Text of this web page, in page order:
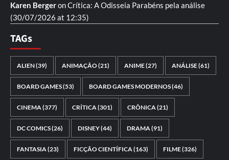
Karen BergeronCrítica: A Odisseia Parabéns pela análise
(30/07/2026 at 12:35)
TAGs
ALIEN(39) ANIMAÇÃO(21) ANIME(27) ANÁLISE(61)
BOARD GAMES(53) BOARD GAMES MODERNOS(46)
CINEMA(377) CRÍTICA(301) CRÔNICA(21)
DC COMICS(26) DISNEY(44) DRAMA(91)
FANTASIA(23) FICÇÃO CIENTÍFICA(163) FILME(326)